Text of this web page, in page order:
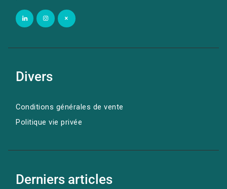
Divers
Conditions générales de vente
Politique vie privée
Derniers articles